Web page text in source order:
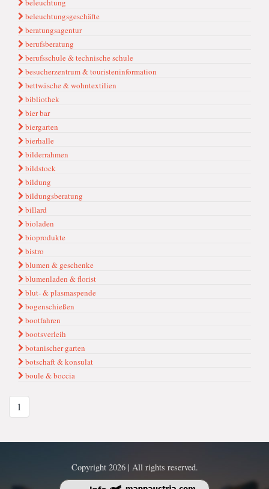
beleuchtung
beleuchtungsgeschäfte
beratungsagentur
berufsberatung
berufsschule & technische schule
besucherzentrum & touristeninformation
bettwäsche & wohntextilien
bibliothek
bier bar
biergarten
bierhalle
bilderrahmen
bildstock
bildung
bildungsberatung
billard
bioladen
bioprodukte
bistro
blumen & geschenke
blumenladen & florist
blut- & plasmaspende
bogenschießen
bootfahren
bootsverleih
botanischer garten
botschaft & konsulat
boule & boccia
1
Copyright 2026 | All rights reserved.